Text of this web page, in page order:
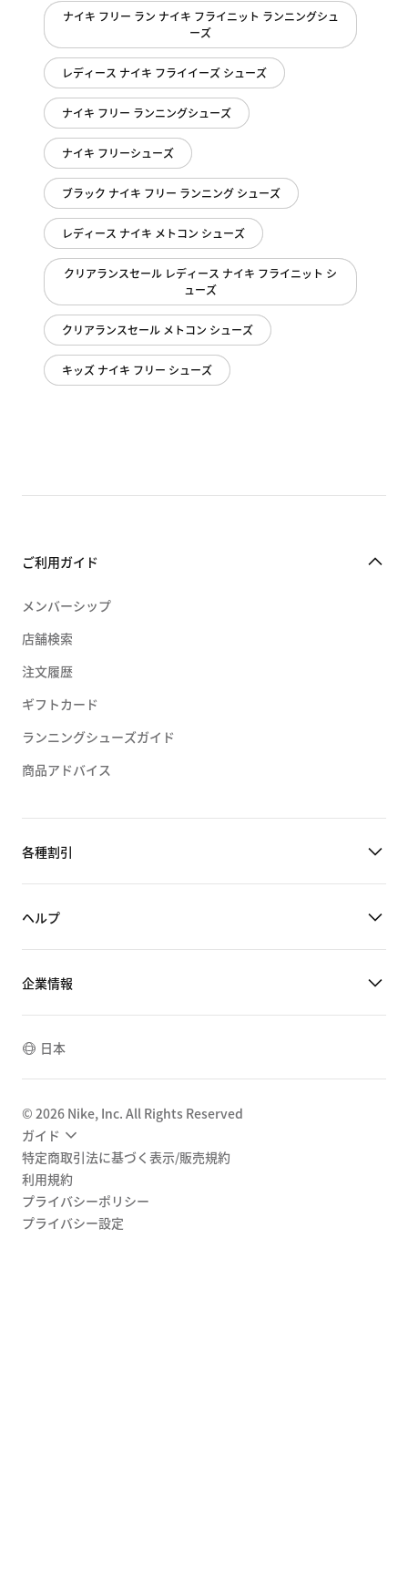
ナイキ フリー ラン ナイキ フライニット ランニングシュ
ーズ
レディース ナイキ フライイーズ シューズ
ナイキ フリー ランニングシューズ
ナイキ フリーシューズ
ブラック ナイキ フリー ランニング シューズ
レディース ナイキ メトコン シューズ
クリアランスセール レディース ナイキ フライニット シ
ューズ
クリアランスセール メトコン シューズ
キッズ ナイキ フリー シューズ
ご利用ガイド
メンバーシップ
店舗検索
注文履歴
ギフトカード
ランニングシューズガイド
商品アドバイス
各種割引
ヘルプ
企業情報
日本
© 2026 Nike, Inc. All Rights Reserved
ガイド
特定商取引法に基づく表示/販売規約
利用規約
プライバシーポリシー
プライバシー設定